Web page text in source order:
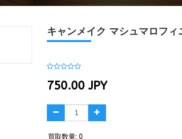
キャンメイク マシュマロフ
750.00 JPY
買取数量: 0